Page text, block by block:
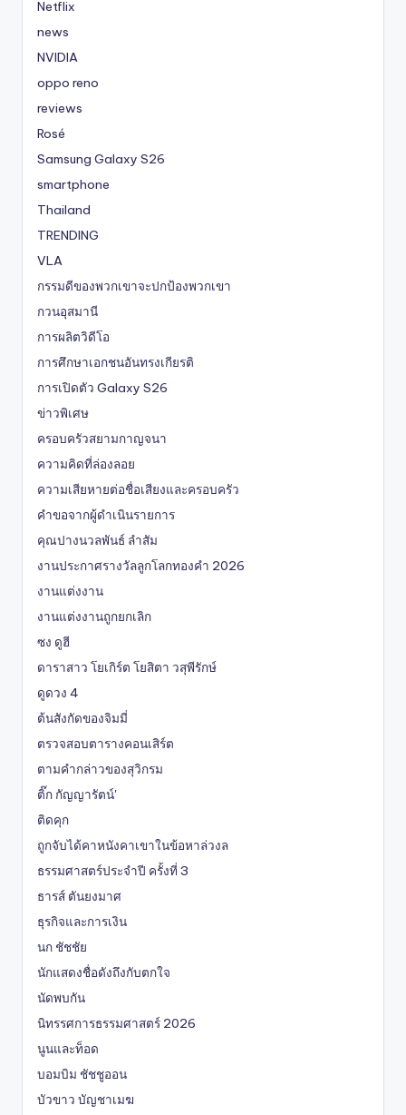
Netflix
news
NVIDIA
oppo reno
reviews
Rosé
Samsung Galaxy S26
smartphone
Thailand
TRENDING
VLA
กรรมดีของพวกเขาจะปกป้องพวกเขา
กวนอุสมานี
การผลิตวิดีโอ
การศึกษาเอกชนอันทรงเกียรติ
การเปิดตัว Galaxy S26
ข่าวพิเศษ
ครอบครัวสยามกาญจนา
ความคิดที่ล่องลอย
ความเสียหายต่อชื่อเสียงและครอบครัว
คำขอจากผู้ดำเนินรายการ
คุณปางนวลพันธ์ ลำสัม
งานประกาศรางวัลลูกโลกทองคำ 2026
งานแต่งงาน
งานแต่งงานถูกยกเลิก
ซง ดูฮี
ดาราสาว โยเกิร์ต โยสิตา วสุพีรักษ์
ดูดวง 4
ต้นสังกัดของจิมมี่
ตรวจสอบตารางคอนเสิร์ต
ตามคำกล่าวของสุวิกรม
ติ๊ก กัญญารัตน์'
ติดคุก
ถูกจับได้คาหนังคาเขาในข้อหาล่วงล
ธรรมศาสตร์ประจำปี ครั้งที่ 3
ธารส์ ตันยงมาศ
ธุรกิจและการเงิน
นก ชัชชัย
นักแสดงชื่อดังถึงกับตกใจ
นัดพบกัน
นิทรรศการธรรมศาสตร์ 2026
นูนและท็อด
บอมบิม ชัชชูออน
บัวขาว บัญชาเมฆ